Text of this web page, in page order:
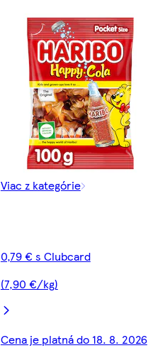
Viac z kategórie
0,79 € s Clubcard
(7,90 €/kg)
Cena je platná do 18. 8. 2026